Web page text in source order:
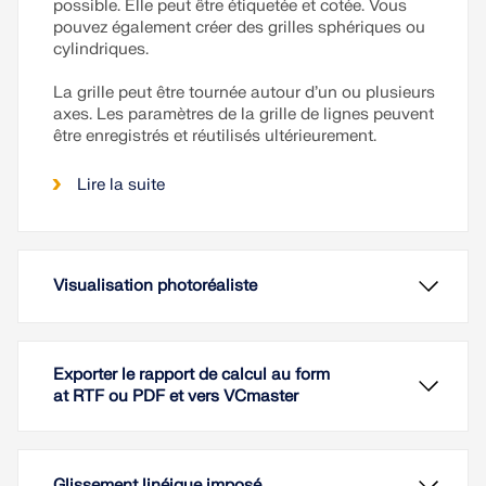
possible. Elle peut être étiquetée et cotée. Vous
pouvez également créer des grilles sphériques ou
cylindriques.
La grille peut être tournée autour d’un ou plusieurs
axes. Les paramètres de la grille de lignes peuvent
être enregistrés et réutilisés ultérieurement.
Lire la suite
Visualisation photoréaliste
Exporter le rapport de calcul au form
at RTF ou PDF et vers VCmaster